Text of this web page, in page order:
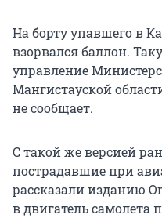
На борту упавшего в
взорвался баллон.
управление
Мангистауской
не сообщает.
С такой же версией
пострадавшие при
рассказали изданию
в двигатель самолета